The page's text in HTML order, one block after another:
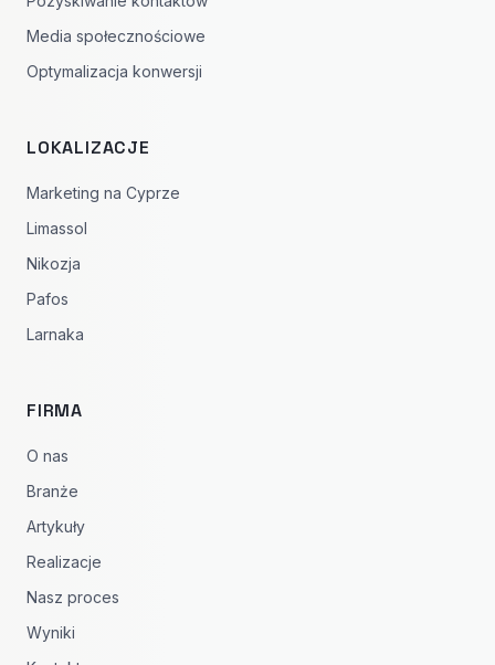
Media społecznościowe
Optymalizacja konwersji
LOKALIZACJE
Marketing na Cyprze
Limassol
Nikozja
Pafos
Larnaka
FIRMA
O nas
Branże
Artykuły
Realizacje
Nasz proces
Wyniki